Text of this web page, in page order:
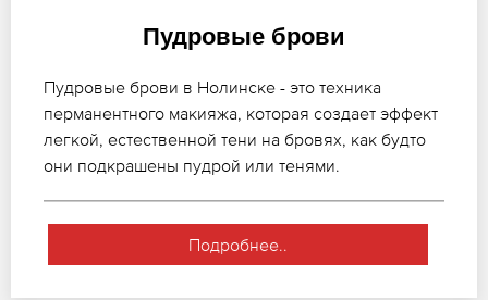
Пудровые брови
Пудровые брови в Нолинске - это техника
перманентного макияжа, которая создает эффект
легкой, естественной тени на бровях, как будто
они подкрашены пудрой или тенями.
Подробнее..